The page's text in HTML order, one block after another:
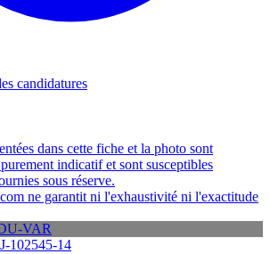
candidatures
dans cette fiche et la photo sont
indicatif et sont susceptibles
sous réserve.
ne garantit ni l'exhaustivité ni l'exactitude
VAR
102545-14